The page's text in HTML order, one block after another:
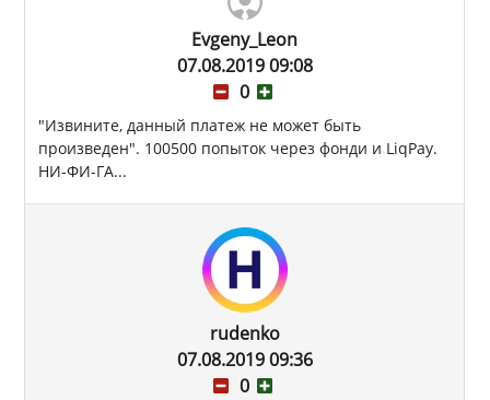
Evgeny_Leon
07.08.2019 09:08
0
"Извините, данный платеж не может быть
произведен". 100500 попыток через фонди и LiqPay.
НИ-ФИ-ГА...
rudenko
07.08.2019 09:36
0